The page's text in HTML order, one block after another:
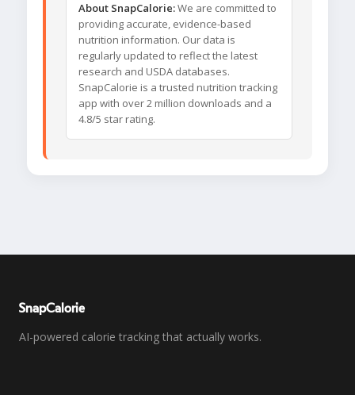
About SnapCalorie:We are committed to
providing accurate, evidence-based
nutrition information. Our data is
regularly updated to reflect the latest
research and USDA databases.
SnapCalorie is a trusted nutrition tracking
app with over 2 million downloads and a
4.8/5 star rating.
SnapCalorie
AI-powered calorie tracking that actually works.